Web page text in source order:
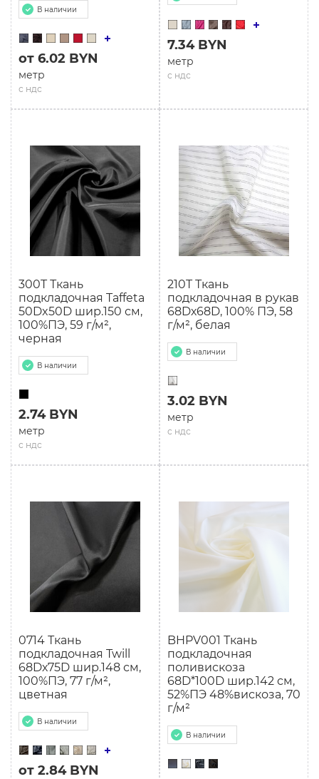
В наличии
с ндс
от 6.02 BYN
метр с ндс
7.34 BYN
метр
300T Ткань
подкладочная Taffeta
50Dx50D шир.150 см,
100%ПЭ, 59 г/м²,
черная
В наличии
с ндс
2.74 BYN
метр
210T Ткань
подкладочная в рукав
68Dх68D, 100% ПЭ, 58
г/м², белая
В наличии
с ндс
3.02 BYN
метр
0714 Ткань
подкладочная Twill
68Dх75D шир.148 см,
100%ПЭ, 77 г/м²,
цветная
В наличии
от 2.84 BYN
BHPV001 Ткань
подкладочная
поливискоза
68D*100D шир.142 см,
52%ПЭ 48%вискоза, 70
г/м²
В наличии